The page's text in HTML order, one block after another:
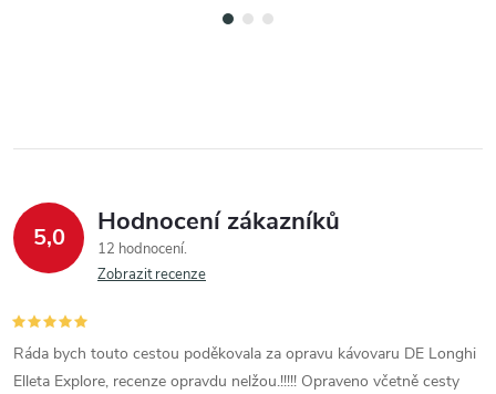
5,0 Hodnocení zákazníků
12 hodnocení
Zobrazit recenze
Ráda bych touto cestou poděkovala za opravu kávovaru DE Longhi
Elleta Explore, recenze opravdu nelžou.!!!!! Opraveno včetně cesty